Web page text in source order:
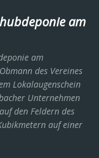
am
am
des Vereines
Lokalaugenschein
Unternehmen
den Feldern des
auf einer